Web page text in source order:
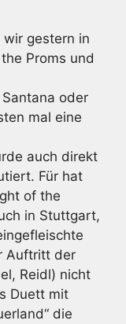
gestern in
Proms und
oder
mal eine
auch direkt
Für hat
of the
in Stuttgart,
Auftritt der
Reidl) nicht
Duett mit
die